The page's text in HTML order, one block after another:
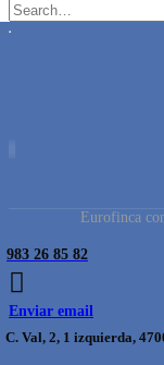
Eurofinca
983 26 85 82
Enviar email
C. Val, 2, 1 izquierda,